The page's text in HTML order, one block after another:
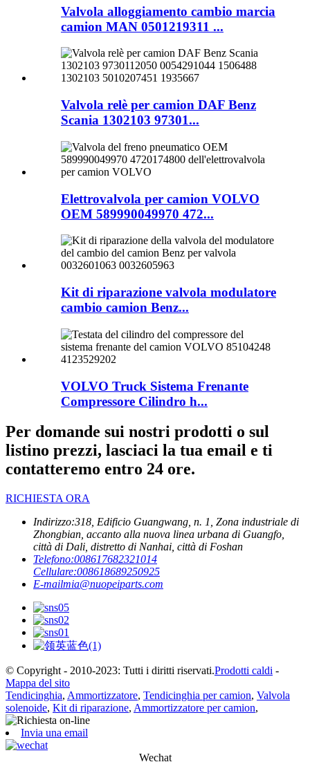
Valvola alloggiamento cambio marcia
camion MAN 0501219311 ...
Valvola relè per camion DAF Benz
Scania 1302103 97301...
Elettrovalvola per camion VOLVO
OEM 589990049970 472...
Kit di riparazione valvola modulatore
cambio camion Benz...
VOLVO Truck Sistema Frenante
Compressore Cilindro h...
Per domande sui nostri prodotti o sul
listino prezzi, lasciaci la tua email e ti
contatteremo entro 24 ore.
RICHIESTA ORA
Indirizzo:318, Edificio Guangwang, n. 1, Zona industriale di
Zhongbian, accanto alla nuova linea urbana di Guangfo,
città di Dali, distretto di Nanhai, città di Foshan
Telefono:008617682321014
Cellulare:008618689250925
E-mailmia@nuopeiparts.com
© Copyright - 2010-2023: Tutti i diritti riservati.Prodotti caldi -
Mappa del sito
Tendicinghia, Ammortizzatore, Tendicinghia per camion, Valvola
solenoide, Kit di riparazione, Ammortizzatore per camion,
Invia una email
Wechat